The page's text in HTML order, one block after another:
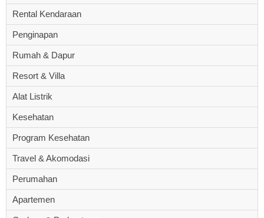
Rental Kendaraan
Penginapan
Rumah & Dapur
Resort & Villa
Alat Listrik
Kesehatan
Program Kesehatan
Travel & Akomodasi
Perumahan
Apartemen